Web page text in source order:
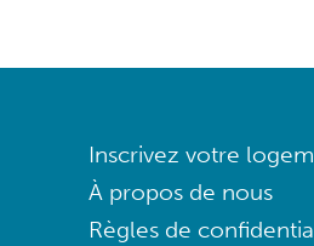
Inscrivez votre
À propos de nous
Règles de